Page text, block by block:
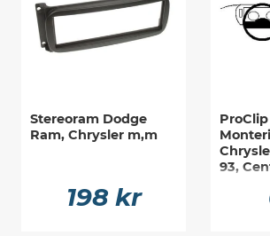
Stereoram Dodge
Ram, Chrysler m,m
198 kr
ProClip
93,